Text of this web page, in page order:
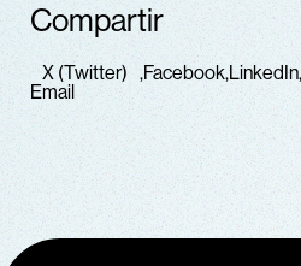
Compartir
X (Twitter) Facebook LinkedIn
Email